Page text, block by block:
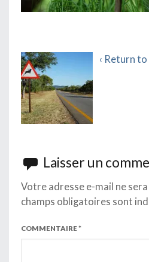
‹ Return
Laisser un
Votre adresse e-mail ne sera
champs obligatoires sont
COMMENTAIRE*